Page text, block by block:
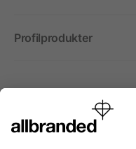
Profilprodukter